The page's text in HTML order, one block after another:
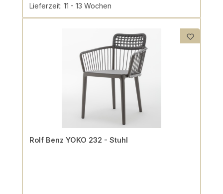
Lieferzeit: 11 - 13 Wochen
Rolf Benz YOKO 232 - Stuhl